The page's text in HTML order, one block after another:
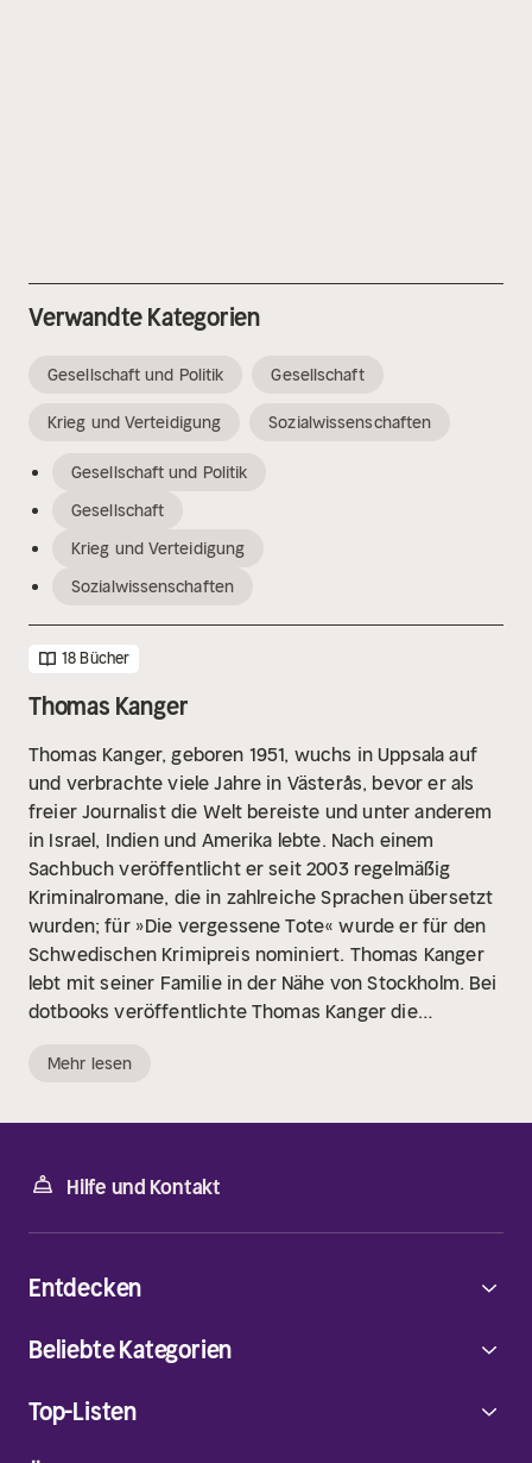
Verwandte Kategorien
Gesellschaft und Politik Gesellschaft
Krieg und Verteidigung Sozialwissenschaften
Gesellschaft und Politik
Gesellschaft
Krieg und Verteidigung
Sozialwissenschaften
18 Bücher
Thomas Kanger
Thomas Kanger, geboren 1951, wuchs in Uppsala auf
und verbrachte viele Jahre in Västerås, bevor er als
freier Journalist die Welt bereiste und unter anderem
in Israel, Indien und Amerika lebte. Nach einem
Sachbuch veröffentlicht er seit 2003 regelmäßig
Kriminalromane, die in zahlreiche Sprachen übersetzt
wurden; für »Die vergessene Tote« wurde er für den
Schwedischen Krimipreis nominiert. Thomas Kanger
lebt mit seiner Familie in der Nähe von Stockholm. Bei
dotbooks veröffentlichte Thomas Kanger die
vergessene Tote«.
Mehr lesen
Hilfe und Kontakt
Entdecken
Beliebte Kategorien
Top-Listen